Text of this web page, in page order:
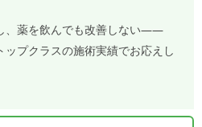
、薬を飲んでも改善しない——
プクラスの施術実績でお応えし